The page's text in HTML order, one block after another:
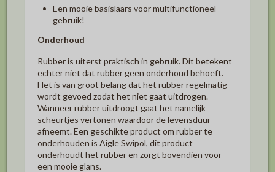
Een mooie basislaars voor multifunctioneel
gebruik!
Onderhoud
Rubber is uiterst praktisch in gebruik. Dit betekent
echter niet dat rubber geen onderhoud behoeft.
Het is van groot belang dat het rubber regelmatig
wordt gevoed zodat het niet gaat uitdrogen.
Wanneer rubber uitdroogt gaat het namelijk
scheurtjes vertonen waardoor de levensduur
afneemt. Een geschikte product om rubber te
onderhouden is Aigle Swipol, dit product
onderhoudt het rubber en zorgt bovendien voor
een mooie glans.